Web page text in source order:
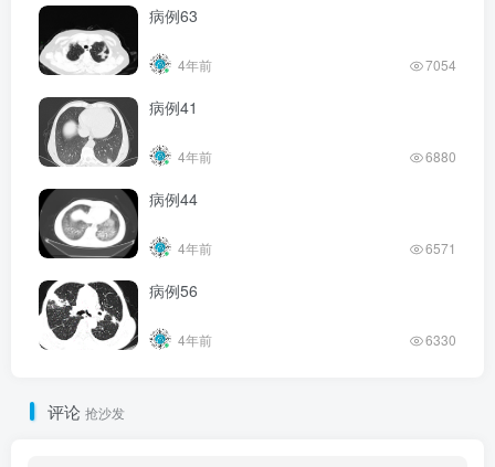
病例63
4年前 7054
病例41
4年前 6880
病例44
4年前 6571
病例56
4年前 6330
评论 抢沙发